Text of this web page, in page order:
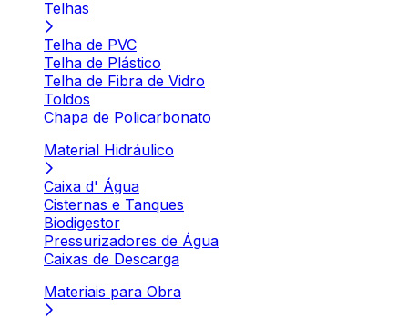
Telhas
Telha de PVC
Telha de Plástico
Telha de Fibra de Vidro
Toldos
Chapa de Policarbonato
Material Hidráulico
Caixa d' Água
Cisternas e Tanques
Biodigestor
Pressurizadores de Água
Caixas de Descarga
Materiais para Obra